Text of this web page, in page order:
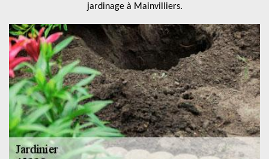
jardinage à Mainvilliers.